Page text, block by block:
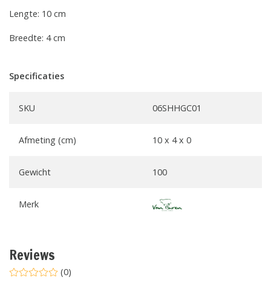
Lengte: 10 cm
Breedte: 4 cm
Specificaties
SKU 06SHHGC01
Afmeting (cm) 10 x 4 x 0
Gewicht 100
Merk
Reviews
(0)